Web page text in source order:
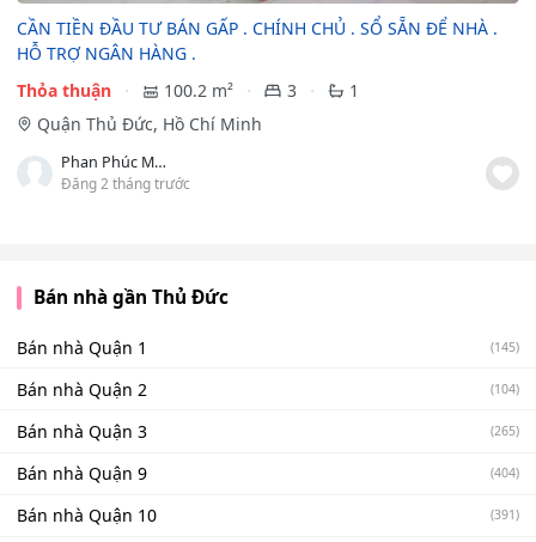
CẦN TIỀN ĐẦU TƯ BÁN GẤP . CHÍNH CHỦ . SỔ SẴN ĐỂ NHÀ .
HỖ TRỢ NGÂN HÀNG .
Thỏa thuận
100.2 m² 3
1
Quận Thủ Đức, Hồ Chí Minh
Phan Phúc Minh
Đăng 2 tháng trước
Bán nhà gần Thủ Đức
Bán nhà Quận 1 (145)
Bán nhà Quận 2 (104)
Bán nhà Quận 3 (265)
Bán nhà Quận 9 (404)
Bán nhà Quận 10 (391)